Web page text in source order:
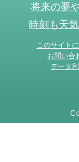
将来の夢
時刻も天
このサイト
お問い合
データ